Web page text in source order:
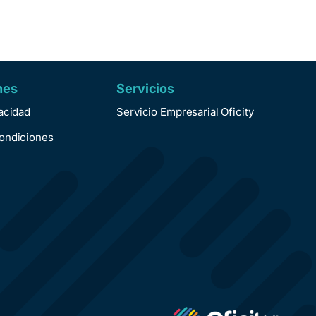
Servicios
Servicio Empresarial Oficity